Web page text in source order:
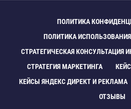
ПОЛИТИКА
ПОЛИТИКА ИСПОЛЬЗОВАНИЯ
СТРАТЕГИЧЕСКАЯ КОНСУЛЬТАЦИЯ
СТРАТЕГИЯ МАРКЕТИНГА
КЕЙСЫ ЯНДЕКС ДИРЕКТ И РЕКЛАМА
ОТЗЫВЫ